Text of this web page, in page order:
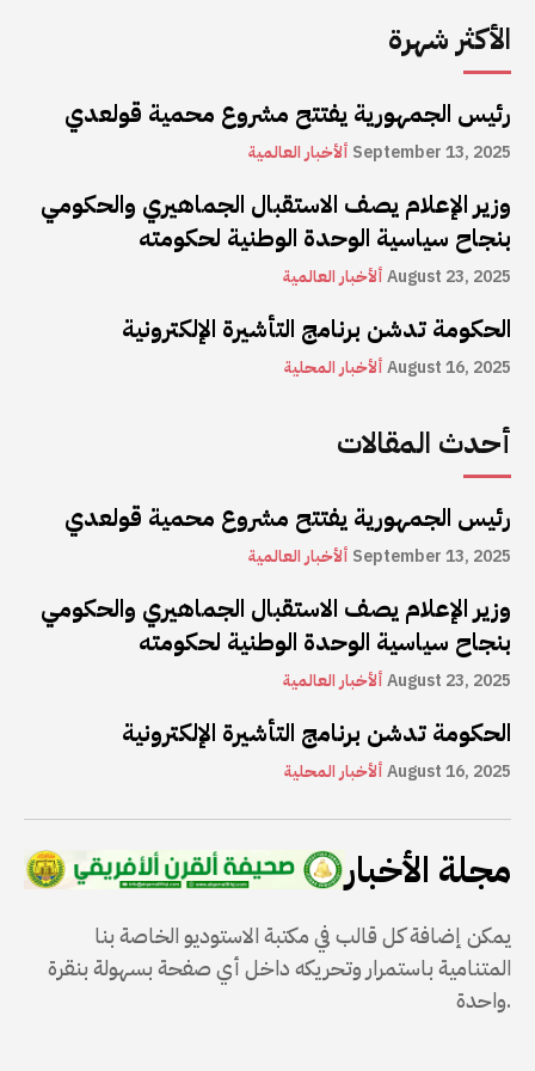
الأكثر شهرة
رئيس الجمهورية يفتتح مشروع محمية قولعدي
ألأخبار العالمية September 13, 2025
وزير الإعلام يصف الاستقبال الجماهيري والحكومي
بنجاح سياسية الوحدة الوطنية لحكومته
ألأخبار العالميةAugust 23, 2025
الحكومة تدشن برنامج التأشيرة الإلكترونية
ألأخبار المحليةAugust 16, 2025
أحدث المقالات
رئيس الجمهورية يفتتح مشروع محمية قولعدي
ألأخبار العالمية September 13, 2025
وزير الإعلام يصف الاستقبال الجماهيري والحكومي
بنجاح سياسية الوحدة الوطنية لحكومته
ألأخبار العالميةAugust 23, 2025
الحكومة تدشن برنامج التأشيرة الإلكترونية
ألأخبار المحليةAugust 16, 2025
مجلة الأخبار
يمكن إضافة كل قالب في مكتبة الاستوديو الخاصة بنا
المتنامية باستمرار وتحريكه داخل أي صفحة بسهولة بنقرة
واحدة.